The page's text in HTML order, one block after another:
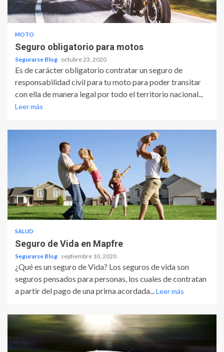
MOTO
Seguro obligatorio para motos
Segurarse Blog octubre 23, 2020
Es de carácter obligatorio contratar un seguro de
responsabilidad civil para tu moto para poder transitar
con ella de manera legal por todo el territorio nacional...
Leer más
SALUD
Seguro de Vida en Mapfre
Segurarse Blog septiembre 10, 2020
¿Qué es un seguro de Vida? Los seguros de vida son
seguros pensados para personas, los cuales de contratan
a partir del pago de una prima acordada...Leer más